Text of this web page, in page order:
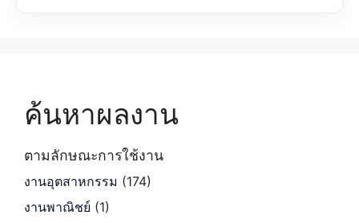
ค้นหาผลงาน
ตามลักษณะการใช้งาน
งานอุตสาหกรรม (174)
งานพาณิชย์ (1)